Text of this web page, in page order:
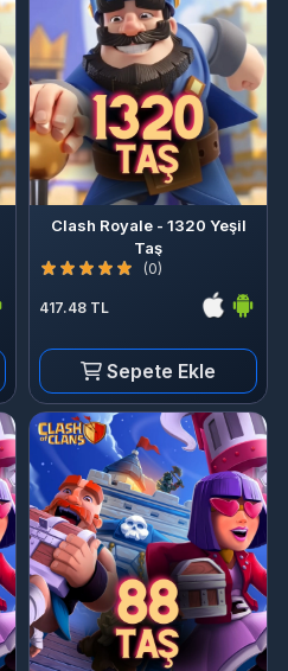
Clash Royale - 1320 Yeşil
Taş
(0)
417.48 TL
Sepete Ekle